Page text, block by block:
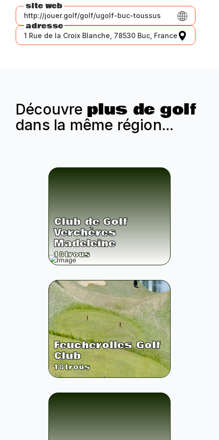
site web
http://jouer.golf/golf/ugolf-buc-toussus
adresse
1 Rue de la Croix Blanche, 78530 Buc, France
Découvre plus de golf
dans la même région...
Club de Golf
Verchères
Madeleine
18trous
Feucherolles Golf
Club
18trous